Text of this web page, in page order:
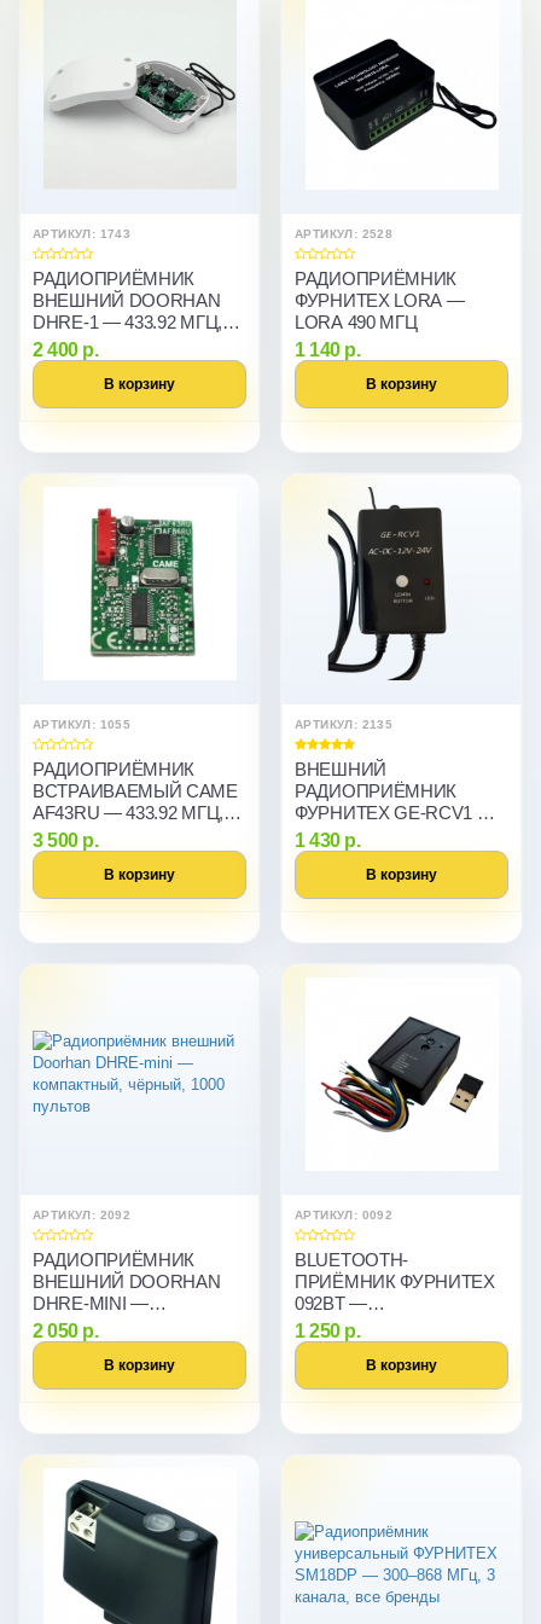
АРТИКУЛ: 1743
РАДИОПРИЁМНИК
ВНЕШНИЙ DOORHAN
DHRE-1 — 433.92 МГЦ,
1000 ПУЛЬТОВ, 1 КАНАЛ
2 400 р.
В корзину
АРТИКУЛ: 2528
РАДИОПРИЁМНИК
ФУРНИТЕХ LORA —
LORA 490 МГЦ
1 140 р.
В корзину
АРТИКУЛ: 1055
РАДИОПРИЁМНИК
ВСТРАИВАЕМЫЙ CAME
AF43RU — 433.92 МГЦ,
ПУЛЬТЫ TOP EE/ TWIN
3 500 р.
В корзину
АРТИКУЛ: 2135
ВНЕШНИЙ
РАДИОПРИЁМНИК
ФУРНИТЕХ GE-RCV1 —
433.92 МГЦ, 4 КАНАЛА,
500 ПУЛЬТОВ
1 430 р.
В корзину
АРТИКУЛ: 2092
РАДИОПРИЁМНИК
ВНЕШНИЙ DOORHAN
DHRE-MINI —
КОМПАКТНЫЙ,
ЧЁРНЫЙ, 1000 ПУЛЬТОВ
2 050 р.
В корзину
АРТИКУЛ: 0092
BLUETOOTH-
ПРИЁМНИК ФУРНИТЕХ
092BT —
АВТОМАТИЧЕСКОЕ
ОТКРЫТИЕ ВОРОТ
HANDS-FREE
1 250 р.
В корзину